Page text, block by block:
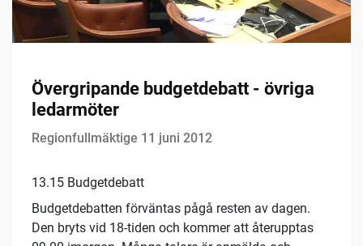
Övergripande budgetdebatt - övriga
ledarmöter
Regionfullmäktige 11 juni 2012
13.15 Budgetdebatt
Budgetdebatten förväntas pågå resten av dagen.
Den bryts vid 18-tiden och kommer att återupptas